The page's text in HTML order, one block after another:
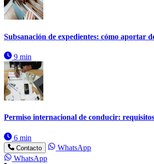
Subsanación de expedientes: cómo aportar
9 min
Permiso internacional de conducir:
6 min
Contacto
WhatsApp
WhatsApp